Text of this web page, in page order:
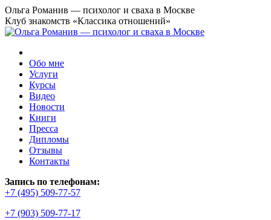
Перейти
к
содержанию
Ольга Романив — психолог и сваха в Москве
Клуб знакомств «Классика отношений»
Обо мне
Услуги
Курсы
Видео
Новости
Книги
Пресса
Дипломы
Отзывы
Контакты
Запись по телефонам:
+7 (495) 509-77-57
+7 (903) 509-77-17